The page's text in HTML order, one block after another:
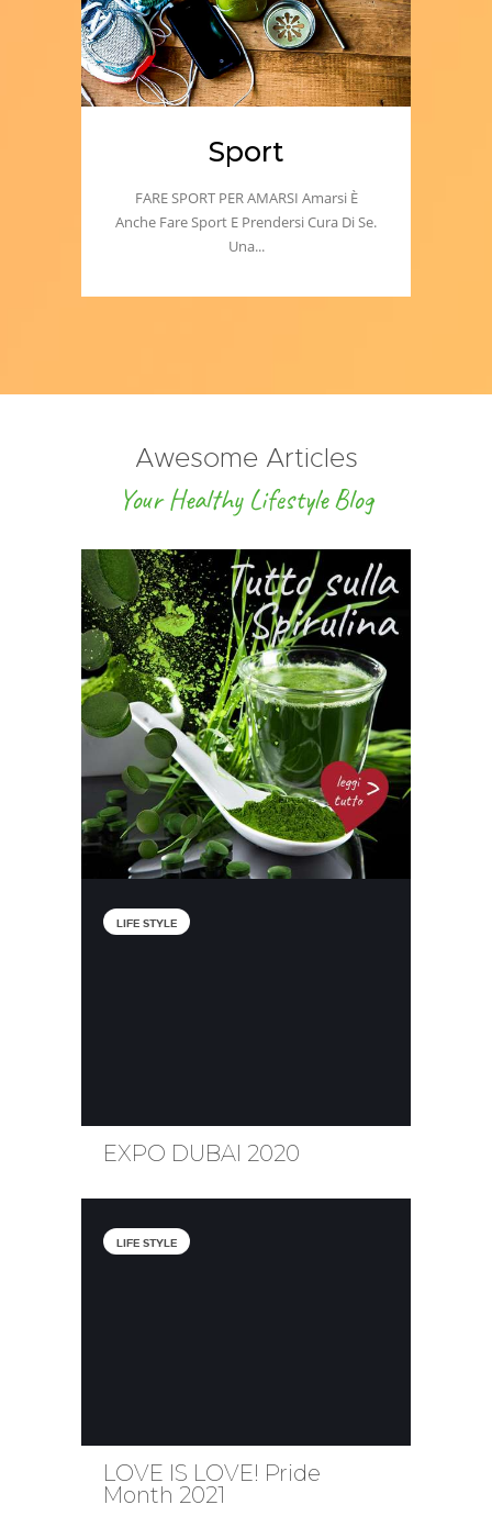
Sport
FARE SPORT PER AMARSI Amarsi È
Anche Fare Sport E Prendersi Cura Di Se.
Una...
Awesome Articles
Your Healthy Lifestyle Blog
LIFE STYLE
EXPO DUBAI 2020
LIFE STYLE
LOVE IS LOVE! Pride
Month 2021